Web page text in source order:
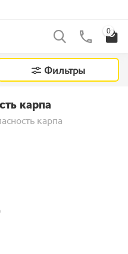
0
Фильтры
карпа
карпа